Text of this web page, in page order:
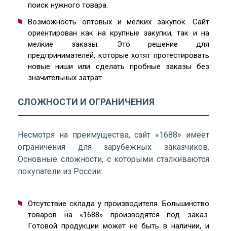
поиск нужного товара.
Возможность оптовых и мелких закупок. Сайт
ориентирован как на крупные закупки, так и на
мелкие заказы. Это решение для
предпринимателей, которые хотят протестировать
новые ниши или сделать пробные заказы без
значительных затрат.
СЛОЖНОСТИ И ОГРАНИЧЕНИЯ
Несмотря на преимущества, сайт «1688» имеет
ограничения для зарубежных заказчиков.
Основные сложности, с которыми сталкиваются
покупатели из России:
Отсутствие склада у производителя. Большинство
товаров на «1688» производятся под заказ.
Готовой продукции может не быть в наличии, и